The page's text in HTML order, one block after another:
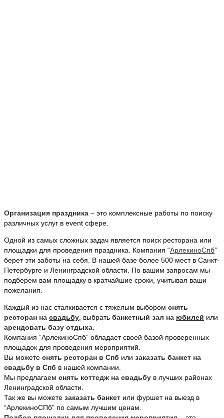
Организация праздника – это комплексные работы по поиску
различных услуг в event сфере.
Одной из самых сложных задач является поиск ресторана или
площадки для проведения праздника. Компания “АрлекиноСпб”
берет эти заботы на себя. В нашей базе более 500 мест в Санкт-
Петербурге и Ленинградской области. По вашим запросам мы
подберем вам площадку в кратчайшие сроки, учитывая ваши
пожелания.
Каждый из нас сталкивается с тяжелым выбором снять
ресторан на свадьбу, выбрать банкетный зал на юбилей или
арендовать базу отдыха.
Компания “АрлекиноСпб” обладает своей базой проверенных
площадок для проведения мероприятий.
Вы можете снять ресторан в Спб или заказать банкет на
свадьбу в Спб в нашей компании.
Мы предлагаем снять коттедж на свадьбу в лучших районах
Ленинградской области.
Так же вы можете заказать банкет или фуршет на выезд в
“АрлекиноСПб” по самым лучшим ценам.